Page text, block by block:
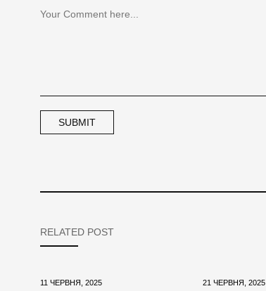
RELATED POST
11 ЧЕРВНЯ, 2025 21 ЧЕРВНЯ, 2025